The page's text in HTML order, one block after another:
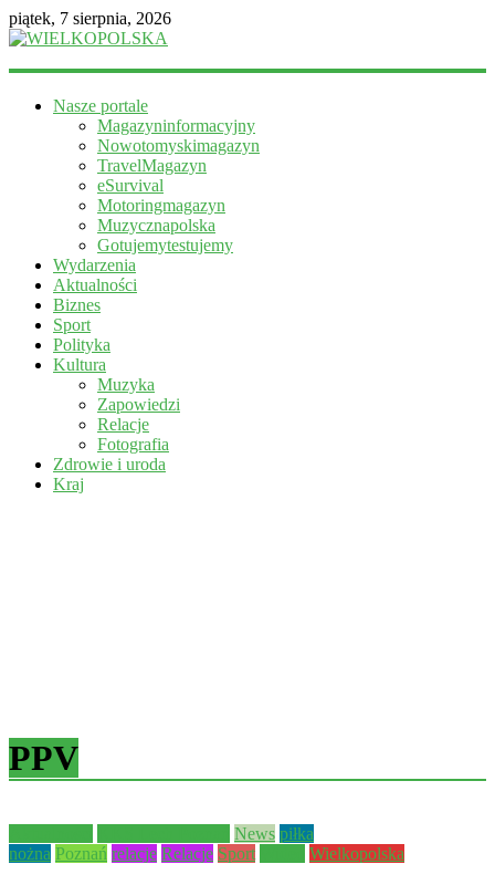
piątek, 7 sierpnia, 2026
WIELKOPOLSKA
informacyjny
Nasze portale
Magazyninformacyjny
Nowotomyskimagazyn
TravelMagazyn
eSurvival
Motoringmagazyn
Muzycznapolska
Gotujemytestujemy
Wydarzenia
Aktualności
Biznes
Sport
Polityka
Kultura
Muzyka
Zapowiedzi
Relacje
Fotografia
Zdrowie i uroda
Kraj
PPV
News piłka
nożna Poznań relacje Relacje Sport Wielkopolska